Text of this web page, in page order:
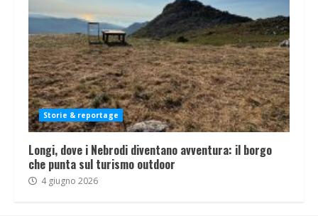
Storie & reportage
Longi, dove i Nebrodi diventano avventura: il borgo
che punta sul turismo outdoor
4 giugno 2026